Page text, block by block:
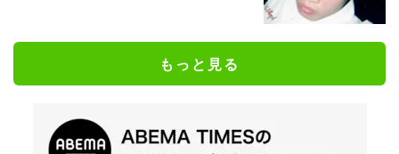
もっと見る